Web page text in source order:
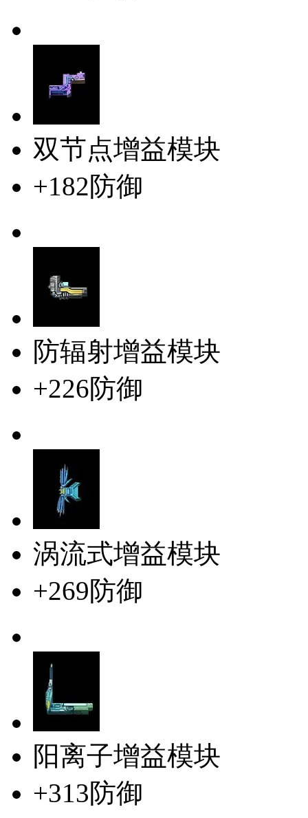
双节点增益模块
+182防御
防辐射增益模块
+226防御
涡流式增益模块
+269防御
阳离子增益模块
+313防御